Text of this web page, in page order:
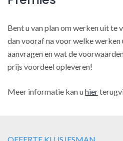
Bent u van plan om werken uit te
dan vooraf na voor welke werken
aanvragen en wat de
prijs voordeel opleveren!
Meer informatie kan uhier